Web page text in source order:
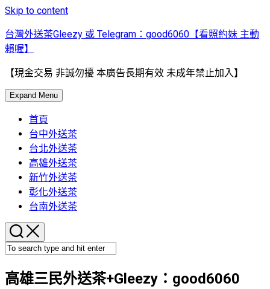
Skip to content
台灣外送茶Gleezy 或 Telegram：good6060【看照約妹 主動
賴喔】
【現金交易 非誠勿擾 本廣告長期有效 未成年禁止加入】
Expand Menu
首頁
台中外送茶
台北外送茶
高雄外送茶
新竹外送茶
彰化外送茶
台南外送茶
高雄三民外送茶+Gleezy：good6060